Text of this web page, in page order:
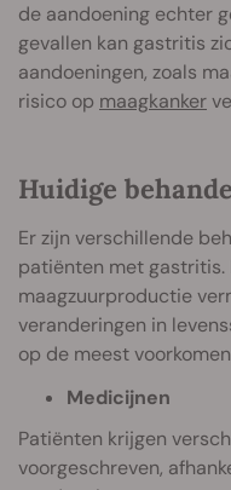
de aandoening echter
gevallen kan gastritis
aandoeningen, zoals
risico op maagkanker
Huidige
Er zijn verschillende
patiënten met gastritis.
maagzuurproductie
veranderingen in
op de meest
Medicijnen
Patiënten krijgen
voorgeschreven,